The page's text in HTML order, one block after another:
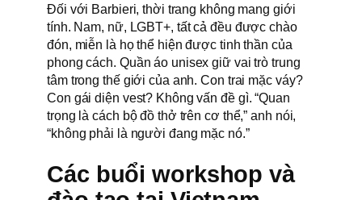
Đối với Barbieri, thời trang không mang giới
tính. Nam, nữ, LGBT+, tất cả đều được chào
đón, miễn là họ thể hiện được tinh thần của
phong cách. Quần áo unisex giữ vai trò trung
tâm trong thế giới của anh. Con trai mặc váy?
Con gái diện vest? Không vấn đề gì. “Quan
trọng là cách bộ đồ thở trên cơ thể,” anh nói,
“không phải là người đang mặc nó.”
Các buổi workshop và